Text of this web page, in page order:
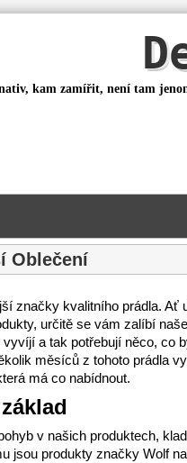
kam zamířit, není tam
Oblečení
značky kvalitního prádla.
určitě se vám zalíbí
a tak potřebují něco, co
měsíců z tohoto prádla
má co nabídnout.
v našich produktech,
jsou produkty značky Wolf